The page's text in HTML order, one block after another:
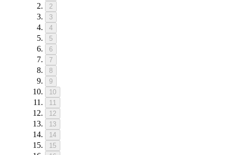
2
3
4
5
6
7
8
9
10
11
12
13
14
15